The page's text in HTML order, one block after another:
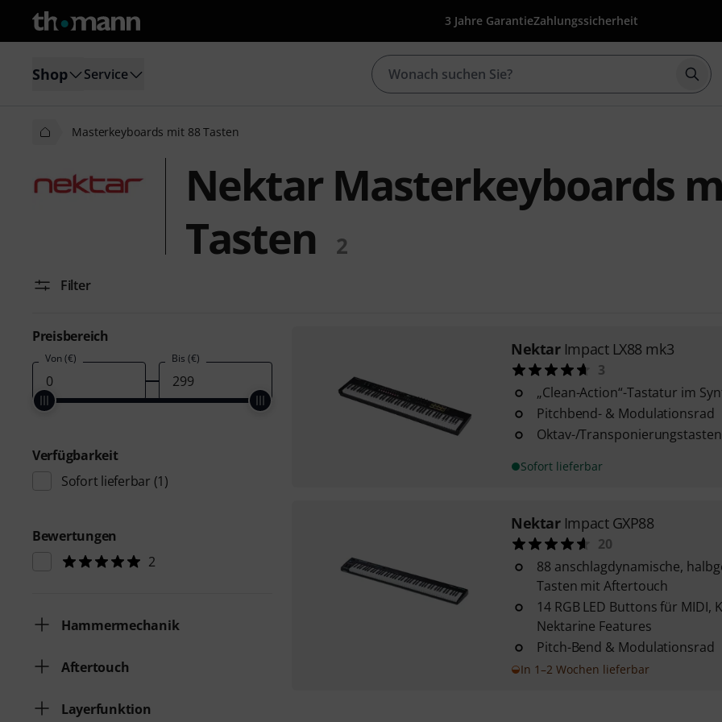
3 Jahre GarantieZahlungssicherheit
Shop Service
Masterkeyboards mit 88 Tasten
Nektar Masterkeyboards
Tasten
2
Filter
Preisbereich
Von (€) Bis (€)
Verfügbarkeit
Sofort lieferbar (1)
Bewertungen
2
Hammermechanik
Aftertouch
Layerfunktion
Nektar Impact LX88 mk3
3
„Clean-Action“-Tastatur im
Pitchbend- & Modulationsrad
Oktav-/Transponierungstasten
Sofort lieferbar
Nektar Impact GXP88
20
88 anschlagdynamische,
Tasten mit Aftertouch
14 RGB LED Buttons für MIDI,
Nektarine Features
Pitch-Bend & Modulationsrad
In 1–2 Wochen lieferbar